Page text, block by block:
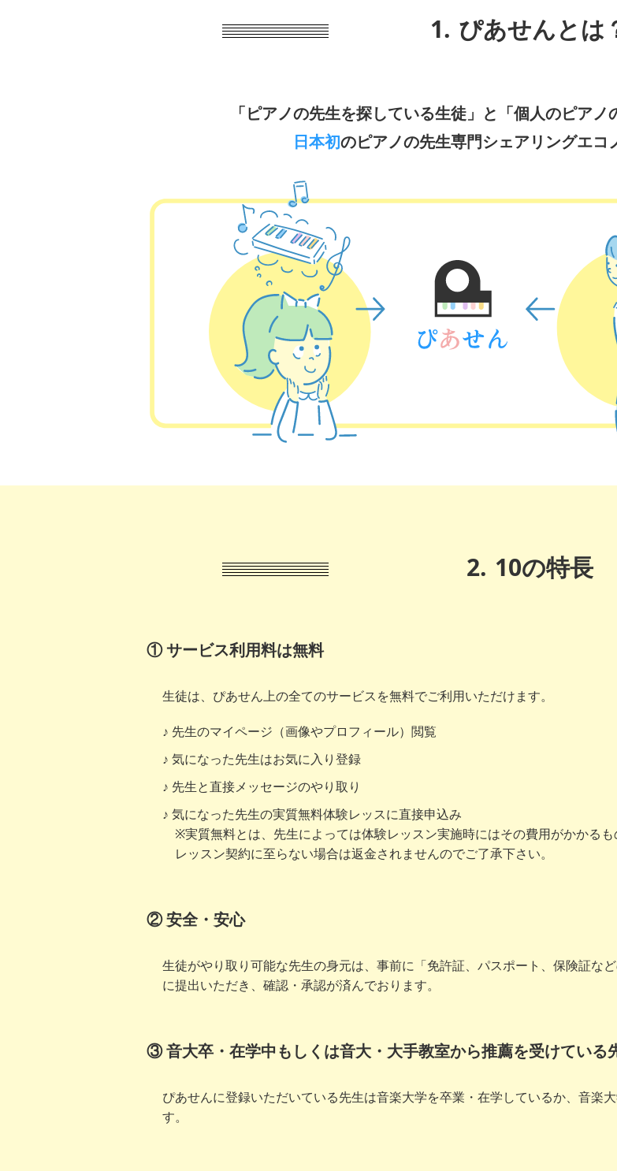
1. ぴあせんとは
「ピアノの先生を探している生徒」と「個人のピアノ
日本初のピアノの先生専門シェアリングエコ
2. 10の特長
① サービス利用料は無料
生徒は、ぴあせん上の全てのサービスを無料でご利用いただけます。
先生のマイページ（画像やプロフィール）閲覧
気になった先生はお気に入り登録
先生と直接メッセージのやり取り
気になった先生の実質無料体験レッスに直接申込み
※実質無料とは、先生によっては体験レッスン実施時にはその費用がかかるも
レッスン契約に至らない場合は返金されませんのでご了承下さい。
② 安全・安心
生徒がやり取り可能な先生の身元は、事前に「免許証、パスポート、保険証な
に提出いただき、確認・承認が済んでおります。
③ 音大卒・在学中もしくは音大・大手教室から推薦を受けている
ぴあせんに登録いただいている先生は音楽大学を卒業・在学しているか、音楽
す。